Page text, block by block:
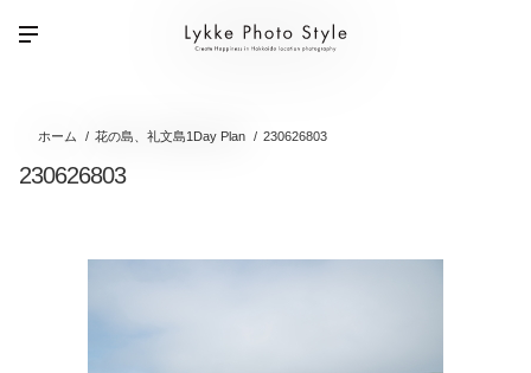
ホーム 花の島、礼文島1Day Plan 230626803
230626803